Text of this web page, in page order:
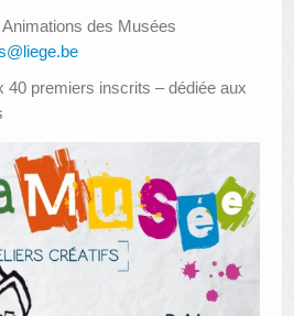
des Musées
40 premiers inscrits – dédiée aux